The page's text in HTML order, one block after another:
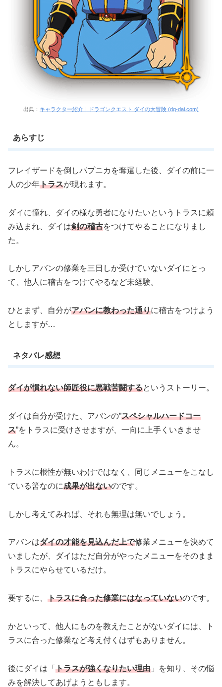
出典： キャラクター紹介｜ドラゴンクエスト ダイの大冒険 (dq-dai.com)
あらすじ
フレイザードを倒しパプニカを奪還した後、ダイの前に一
人の少年トラスが現れます。
ダイに憧れ、ダイの様な勇者になりたいというトラスに頼
み込まれ、ダイは剣の稽古をつけてやることになりまし
た。
しかしアバンの修業を三日しか受けていないダイにとっ
て、他人に稽古をつけてやるなど未経験。
ひとまず、自分がアバンに教わった通りに稽古をつけよう
としますが…
ネタバレ感想
ダイが慣れない師匠役に悪戦苦闘するというストーリー。
ダイは自分が受けた、アバンの”スペシャルハードコー
ス”をトラスに受けさせますが、一向に上手くいきませ
ん。
トラスに根性が無いわけではなく、同じメニューをこなし
ている筈なのに成果が出ないのです。
しかし考えてみれば、それも無理は無いでしょう。
アバンはダイの才能を見込んだ上で修業メニューを決めて
いましたが、ダイはただ自分がやったメニューをそのまま
トラスにやらせているだけ。
要するに、 トラスに合った修業にはなっていないのです。
かといって、他人にものを教えたことがないダイには、ト
ラスに合った修業など考え付くはずもありません。
後にダイは「 トラスが強くなりたい理由 」を知り、その悩
みを解決してあげようともします。